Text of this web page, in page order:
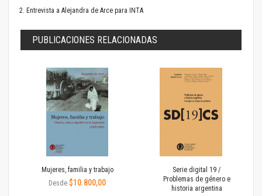
Entrevista a Alejandra de Arce para INTA
PUBLICACIONES RELACIONADAS
Mujeres, familia y trabajo
Desde $10.800,00
Serie digital 19 /
Problemas de género e
historia argentina